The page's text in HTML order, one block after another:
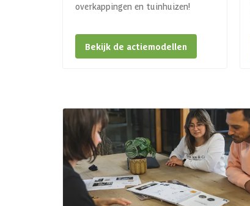
overkappingen en tuinhuizen!
Bekijk de actiemodellen